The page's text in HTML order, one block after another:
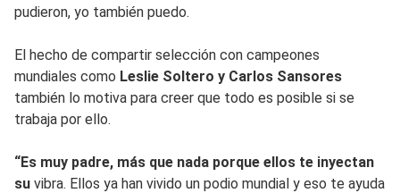
pudieron, yo también puedo.
El hecho de compartir selección con campeones
mundiales como Leslie Soltero y Carlos Sansores
también lo motiva para creer que todo es posible si se
trabaja por ello.
“Es muy padre, más que nada porque ellos te inyectan
su vibra. Ellos ya han vivido un podio mundial y eso te ayuda